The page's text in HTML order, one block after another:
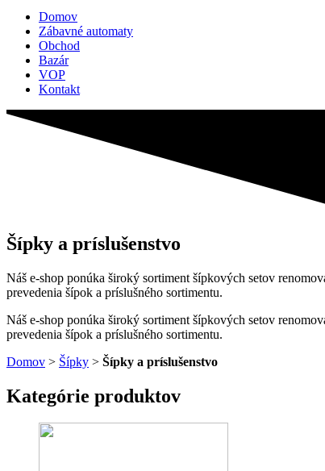
Domov
Zábavné automaty
Obchod
Bazár
VOP
Kontakt
Šípky a príslušenstvo
Náš e-shop ponúka široký sortiment šípkových setov
prevedenia šípok a príslušného sortimentu.
Náš e-shop ponúka široký sortiment šípkových setov
prevedenia šípok a príslušného sortimentu.
Domov > Šípky > Šípky a príslušenstvo
Kategórie produktov